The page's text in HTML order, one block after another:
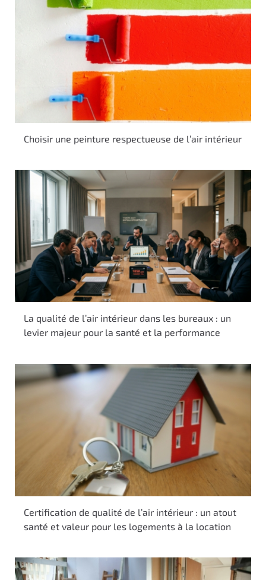
Choisir une peinture respectueuse de l’air intérieur
La qualité de l’air intérieur dans les bureaux : un
levier majeur pour la santé et la performance
Certification de qualité de l’air intérieur : un atout
santé et valeur pour les logements à la location